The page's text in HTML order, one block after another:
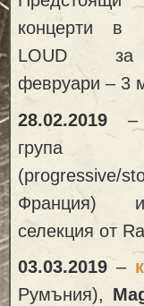
концерти в
LOUD за
февруари – 3
28.02.2019
група
(progressive/
Франция)
селекция от
03.03.2019 –
Румъния),